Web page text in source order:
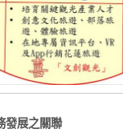
發展之關聯